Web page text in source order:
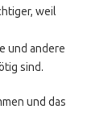
weil
und andere
sind.
und das